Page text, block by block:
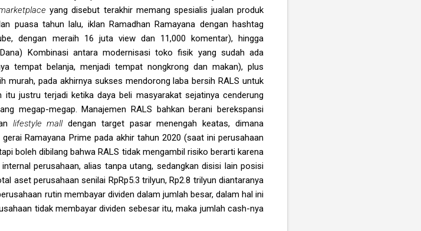
yang disebut terakhir memang spesialis jualan produk
puasa tahun lalu, iklan Ramadhan Ramayana dengan hashtag
dengan meraih 16 juta view dan 11,000 komentar), hingga
Kombinasi antara modernisasi toko fisik yang sudah ada
tempat belanja, menjadi tempat nongkrong dan makan), plus
murah, pada akhirnya sukses mendorong laba bersih RALS untuk
justru terjadi ketika daya beli masyarakat sejatinya cenderung
megap-megap. Manajemen RALS bahkan berani berekspansi
lifestyle malldengan target pasar menengah keatas, dimana
Ramayana Prime pada akhir tahun 2020 (saat ini perusahaan
boleh dibilang bahwa RALS tidak mengambil risiko berarti karena
perusahaan, alias tanpa utang, sedangkan disisi lain posisi
aset perusahaan senilai RpRp5.3 trilyun, Rp2.8 trilyun diantaranya
rutin membayar dividen dalam jumlah besar, dalam hal ini
tidak membayar dividen sebesar itu, maka jumlah cash-nya